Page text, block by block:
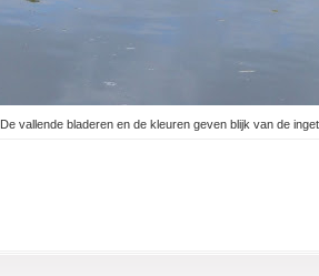
De vallende bladeren en de kleuren geven blijk van de